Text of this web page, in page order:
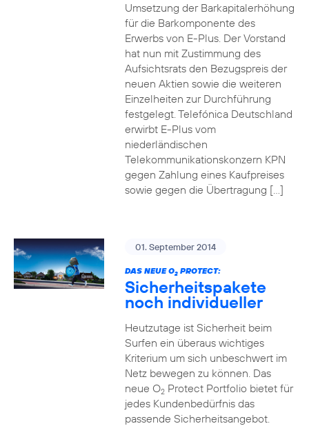
Umsetzung der Barkapitalerhöhung
für die Barkomponente des
Erwerbs von E-Plus. Der Vorstand
hat nun mit Zustimmung des
Aufsichtsrats den Bezugspreis der
neuen Aktien sowie die weiteren
Einzelheiten zur Durchführung
festgelegt. Telefónica Deutschland
erwirbt E-Plus vom
niederländischen
Telekommunikationskonzern KPN
gegen Zahlung eines Kaufpreises
sowie gegen die Übertragung […]
01. September 2014
DAS NEUE O2PROTECT:
Sicherheitspakete
noch individueller
Heutzutage ist Sicherheit beim
Surfen ein überaus wichtiges
Kriterium um sich unbeschwert im
Netz bewegen zu können. Das
neue O2Protect Portfolio bietet für
jedes Kundenbedürfnis das
passende Sicherheitsangebot.